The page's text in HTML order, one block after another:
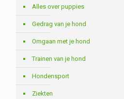
Alles over puppies
Gedrag van je hond
Omgaan met je hond
Trainen van je hond
Hondensport
Ziekten